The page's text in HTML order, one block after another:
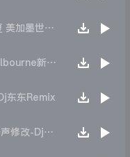
【沈风串烧】2K26年7y果味一夏 美加墨世界杯主题跳舞派对专辑 - Dj.阿帅
【沈风串烧】DJ大宝-全中文Melbourne新弹跳一飞冲天重低音上劲风暴MUSIC慢摇大碟
东东Remix
【沈风串烧】2K26.7y16r口水干声修改-Dj东东Remix